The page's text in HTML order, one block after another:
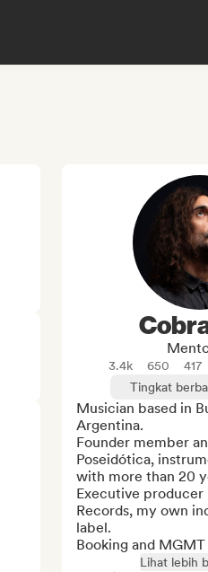
3.4k 650 417
Tingkat
Musician based in
Argentina.
Founder member
Poseidótica,
with more than 20
Executive producer
Records, my own
label.
Booking and MGMT
Lihat lebih